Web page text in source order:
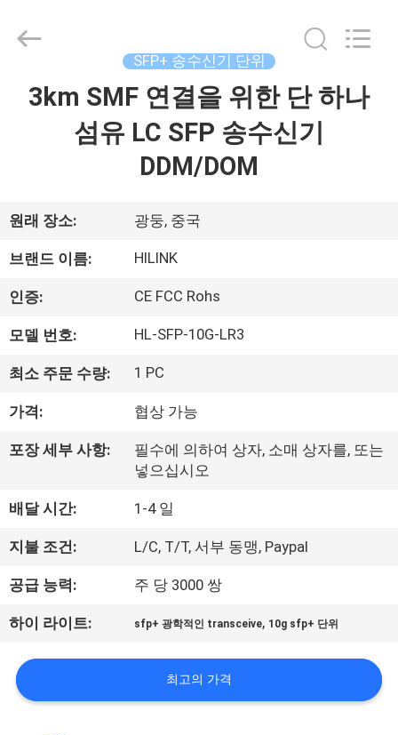
우
리
에
관
한
공
장
어
품
질
2017
Technology
Co.,Ltd..
SFP+ 송수신기 단위
3km SMF 연결을 위한 단 하나
섬유 LC SFP 송수신기
DDM/DOM
원래 장소: 광둥, 중국
브랜드 이름: HILINK
인증: CE FCC Rohs
모델 번호: HL-SFP-10G-LR3
최소 주문 수량: 1 PC
가격: 협상 가능
포장 세부 사항:
필수에 의하여 상자, 소매 상자를, 또는
넣으십시오
배달 시간: 1-4 일
지불 조건: L/C, T/T, 서부 동맹, Paypal
공급 능력: 주 당 3000 쌍
하이 라이트: sfp+ 광학적인 transceive, 10g sfp+ 단위
최고의 가격